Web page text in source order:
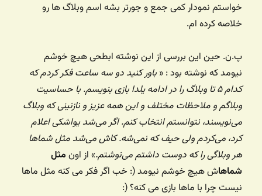
خواستم نمودار کمی جمع و جورتر بشه اسم وبلاگ ها رو
خلاصه کرده ام.
پ.ن. حین این بررسی از این نوشته ابطحی هیچ خوشم
نیومد که نوشته بود : « باور كنيد دو سه ساعت فكر كردم كه
كدام ۵ تا وبلاگ را در ادامه يلدا بازی بنويسم. با حساسيت
وبلاگم و ملاحظات مختلف و اين همه عزيز و نازنينی كه وبلاگ
می‌نويسند، نتوانستم انتخاب كنم. اگر می‌شد يواشكی اعلام
كرد، می‌كردم ولی حيف كه نمی‌شه. كاش می‌شد مثل شماها
هر وبلاگی را كه دوست داشتم می‌نوشتم.» از اون مثل
شماهاش هیچ خوشم نیومد (: خب اگر فکر می کنه مثل ماها
نیست چرا با ماها بازی می کنه؟ (: